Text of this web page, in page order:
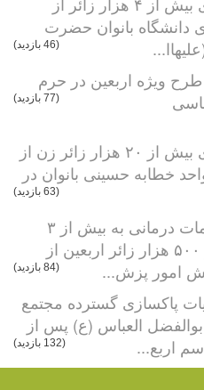
دانشگاه بانوان حضرت
(46 بازدید)
ویژه اربعین در حرم
(77 بازدید)
بهره‌مندی بیش از ۲۰ هزار زائر زن از
خطابه حسینی بانوان در
(63 بازدید)
ارائه خدمات درمانی به بیش از ۳
میلیون و ۵۰۰ هزار زائر اربعین از
امور پزش...
(84 بازدید)
پاکسازی گسترده مجتمع
العباس (ع) پس از
اربع...
(132 بازدید)